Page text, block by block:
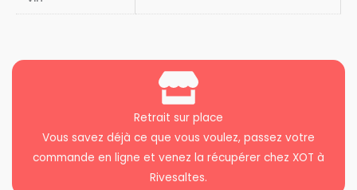
Retrait sur place
Vous savez déjà ce que vous voulez, passez votre
commande en ligne et venez la récupérer chez XOT à
Rivesaltes.